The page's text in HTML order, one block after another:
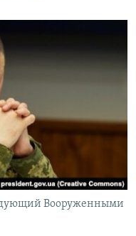
Вооруженными